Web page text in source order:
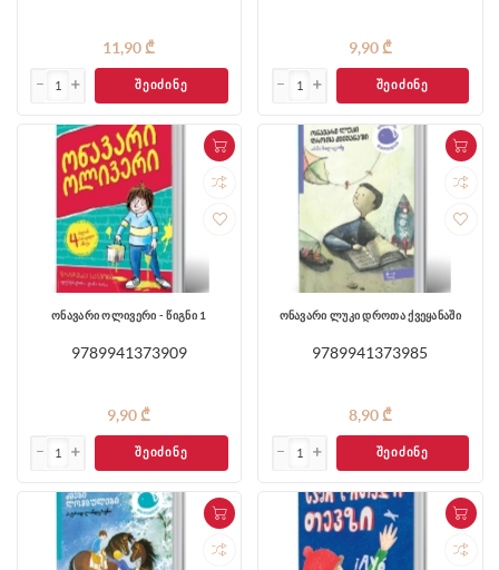
11,90 ₾
ᲨᲔᲘᲫᲘᲜᲔ
9,90 ₾
ᲨᲔᲘᲫᲘᲜᲔ
ონავარი ოლივერი - წიგნი 1
9789941373909
9,90 ₾
ᲨᲔᲘᲫᲘᲜᲔ
ონავარი ლუკი დროთა ქვეყანაში
9789941373985
8,90 ₾
ᲨᲔᲘᲫᲘᲜᲔ